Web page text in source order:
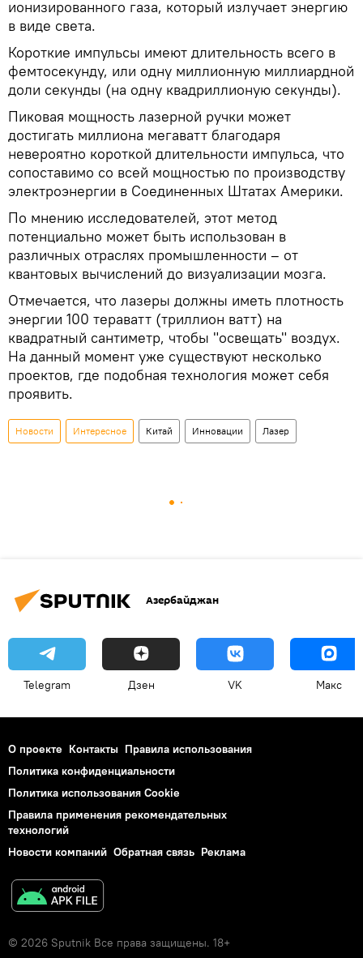
ионизированного газа, который излучает энергию
в виде света.
Короткие импульсы имеют длительность всего в
фемтосекунду, или одну миллионную миллиардной
доли секунды (на одну квадриллионую секунды).
Пиковая мощность лазерной ручки может
достигать миллиона мегаватт благодаря
невероятно короткой длительности импульса, что
сопоставимо со всей мощностью по производству
электроэнергии в Соединенных Штатах Америки.
По мнению исследователей, этот метод
потенциально может быть использован в
различных отраслях промышленности – от
квантовых вычислений до визуализации мозга.
Отмечается, что лазеры должны иметь плотность
энергии 100 тераватт (триллион ватт) на
квадратный сантиметр, чтобы "освещать" воздух.
На данный момент уже существуют несколько
проектов, где подобная технология может себя
проявить.
Новости Интересное Китай Инновации Лазер
Азербайджан
Telegram Дзен VK Макс
О проекте Контакты Правила использования
Политика конфиденциальности
Политика использования Cookie
Правила применения рекомендательных
технологий
Новости компаний Обратная связь Реклама
© 2026 Sputnik Все права защищены. 18+